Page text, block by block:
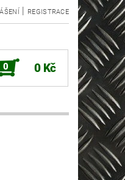
| REGISTRACE
0 0 Kč